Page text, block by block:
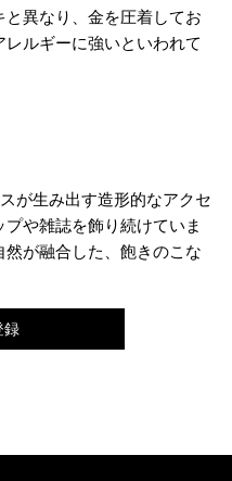
と異なり、金を圧着してお
ルギーに強いといわれて
が生み出す造形的なアクセ
や雑誌を飾り続けていま
が融合した、飽きのこな
録